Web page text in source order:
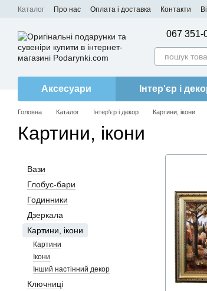
Перейти до основного контенту
Каталог Про нас Оплата і доставка Контакти
067 351-
Аксесуари Інтер'єр і
Головна Каталог Інтер'єр і декор Картини, ікони
Картини, ікони
Вази
Глобус-бари
Годинники
Дзеркала
Картини, ікони
Картини
Ікони
Інший настінний декор
Ключниці